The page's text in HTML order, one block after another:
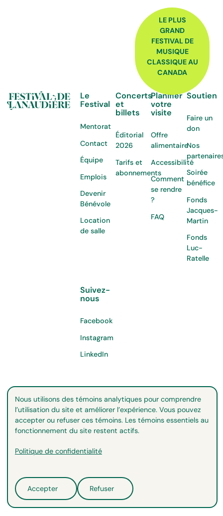
Nous utilisons des témoins analytiques pour comprendre
l’utilisation du site et améliorer l’expérience. Vous pouvez
accepter ou refuser ces témoins. Les témoins essentiels au
fonctionnement du site restent actifs.
Politique de confidentialité
Accepter Refuser
LE PLUS
GRAND
FESTIVAL DE
MUSIQUE
CLASSIQUE AU
CANADA
Le
Festival
Mentorat
Contact
Équipe
Emplois
Devenir
Bénévole
Location
de salle
Concerts
et
billets
Éditorial
2026
Tarifs et
abonnements
Planifier
votre
visite
Offre
alimentaire
Accessibilité
Comment
se rendre
?
FAQ
Soutien
Faire un
don
Nos
Soirée
bénéfice
Fonds
Jacques-
Martin
Fonds
Luc-
Ratelle
Suivez-
nous
Facebook
Instagram
LinkedIn
Politiques de confidentialité
Conditions d'utilisation